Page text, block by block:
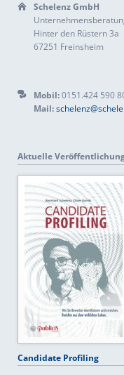
Schelenz GmbH
Hinter den Rüstern 3a
67251 Freinsheim
Mobil:0151.424 590
Mail:
Aktuelle
Candidate Profiling